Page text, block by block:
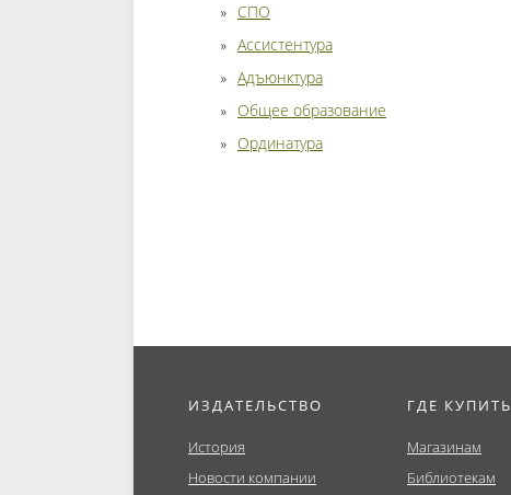
СПО
Ассистентура
Адъюнктура
Общее образование
Ординатура
ИЗДАТЕЛЬСТВО
История
Новости компании
ГДЕ КУПИТЬ
Магазинам
Библиотекам